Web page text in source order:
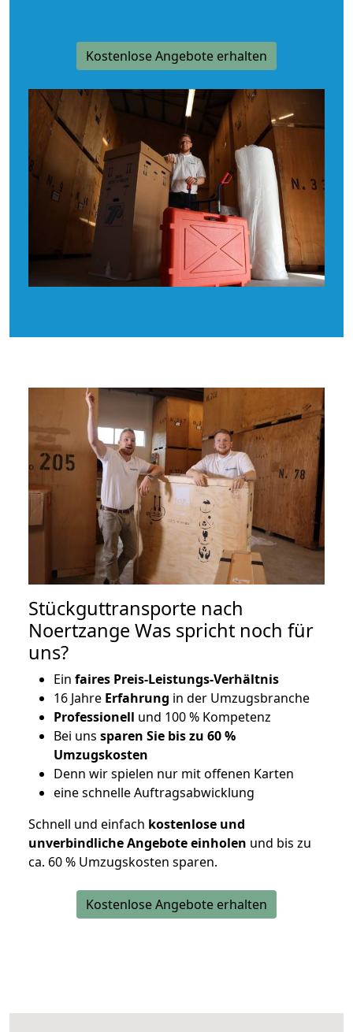
Kostenlose Angebote erhalten
Stückguttransporte nach
Noertzange Was spricht noch für
uns?
Ein faires Preis-Leistungs-Verhältnis
16 Jahre Erfahrung in der Umzugsbranche
Professionell und 100 % Kompetenz
Bei uns sparen Sie bis zu 60 %
Umzugskosten
Denn wir spielen nur mit offenen Karten
eine schnelle Auftragsabwicklung
Schnell und einfach kostenlose und
unverbindliche Angebote einholen und bis zu
ca. 60 % Umzugskosten sparen.
Kostenlose Angebote erhalten